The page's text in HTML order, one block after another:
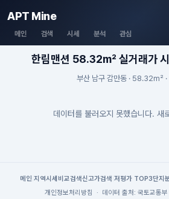
APT Mine
메인 검색 시세 분석 관심
한림맨션 58.32m² 실거래가 시
부산 남구 감만동 · 58.32m²
데이터를 불러오지 못했습니다. 새
메인| 지역시세 비교검색신고가검색 저평가 TOP3단지
개인정보처리방침
· 데이터 출처: 국토교통